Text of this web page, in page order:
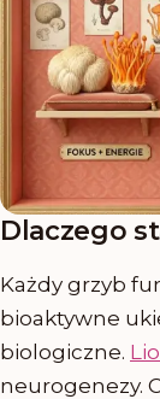
Dlaczego
Każdy grzyb
bioaktywne
biologiczne.
neurogenezy.